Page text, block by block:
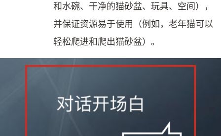
和水碗、干净的猫砂盆、玩具、空间），
并保证资源易于使用（例如，老年猫可以
轻松爬进和爬出猫砂盆）。